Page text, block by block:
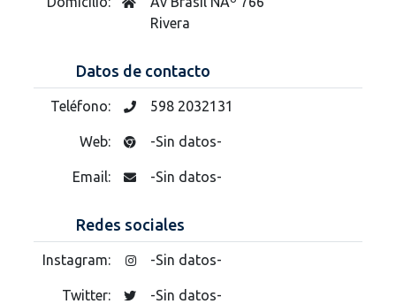
Rivera
Datos de contacto
Teléfono: 598 2032131
Web: -Sin datos-
Email: -Sin datos-
Redes sociales
Instagram: -Sin datos-
Twitter: -Sin datos-